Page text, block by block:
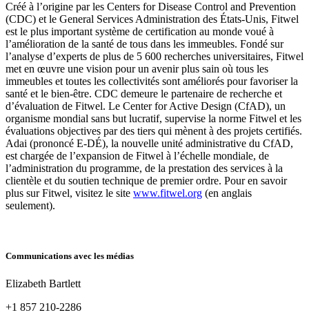
Créé à l’origine par les Centers for Disease Control and Prevention
(CDC) et le General Services Administration des États-Unis, Fitwel
est le plus important système de certification au monde voué à
l’amélioration de la santé de tous dans les immeubles. Fondé sur
l’analyse d’experts de plus de 5 600 recherches universitaires, Fitwel
met en œuvre une vision pour un avenir plus sain où tous les
immeubles et toutes les collectivités sont améliorés pour favoriser la
santé et le bien-être. CDC demeure le partenaire de recherche et
d’évaluation de Fitwel. Le Center for Active Design (CfAD), un
organisme mondial sans but lucratif, supervise la norme Fitwel et les
évaluations objectives par des tiers qui mènent à des projets certifiés.
Adai (prononcé E-DÉ), la nouvelle unité administrative du CfAD,
est chargée de l’expansion de Fitwel à l’échelle mondiale, de
l’administration du programme, de la prestation des services à la
clientèle et du soutien technique de premier ordre. Pour en savoir
plus sur Fitwel, visitez le site www.fitwel.org (en anglais
seulement).
Communications avec les médias
Elizabeth Bartlett
+1 857 210-2286